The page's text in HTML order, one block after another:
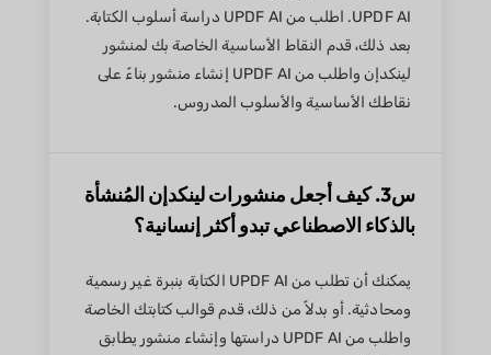
UPDF AI. اطلب من UPDF AI دراسة أسلوب الكتابة.
بعد ذلك، قدم النقاط الأساسية الخاصة بك لمنشور
لينكدإن واطلب من UPDF AI إنشاء منشور بناءً على
نقاطك الأساسية والأسلوب المدروس.
س3. كيف أجعل منشورات لينكدإن المُنشأة
بالذكاء الاصطناعي تبدو أكثر إنسانية؟
يمكنك أن تطلب من UPDF AI الكتابة بنبرة غير رسمية
ومحادثية. أو بدلاً من ذلك، قدم قوالب كتابتك الخاصة
واطلب من UPDF AI دراستها وإنشاء منشور يطابق